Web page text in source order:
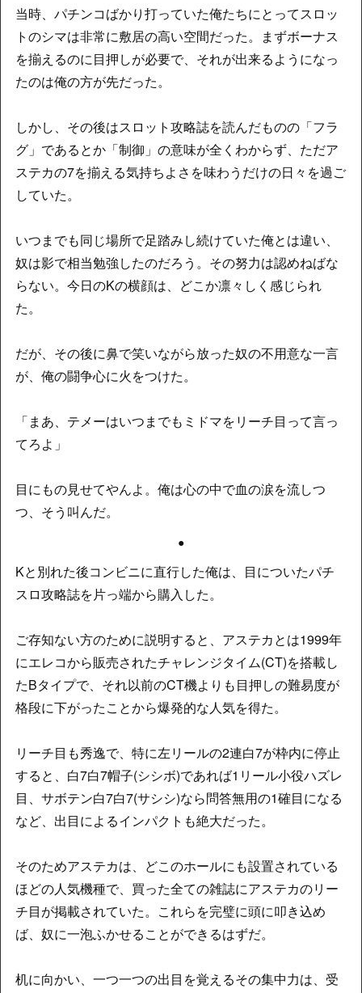
当時、パチンコばかり打っていた俺たちにとってスロッ
トのシマは非常に敷居の高い空間だった。まずボーナス
を揃えるのに目押しが必要で、それが出来るようになっ
たのは俺の方が先だった。
しかし、その後はスロット攻略誌を読んだものの「フラ
グ」であるとか「制御」の意味が全くわからず、ただア
ステカの7を揃える気持ちよさを味わうだけの日々を過ご
していた。
いつまでも同じ場所で足踏みし続けていた俺とは違い、
奴は影で相当勉強したのだろう。その努力は認めねばな
らない。今日のKの横顔は、どこか凛々しく感じられ
た。
だが、その後に鼻で笑いながら放った奴の不用意な一言
が、俺の闘争心に火をつけた。
「まあ、テメーはいつまでもミドマをリーチ目って言っ
てろよ」
目にもの見せてやんよ。俺は心の中で血の涙を流しつ
つ、そう叫んだ。
●
Kと別れた後コンビニに直行した俺は、目についたパチ
スロ攻略誌を片っ端から購入した。
ご存知ない方のために説明すると、アステカとは1999年
にエレコから販売されたチャレンジタイム(CT)を搭載し
たBタイプで、それ以前のCT機よりも目押しの難易度が
格段に下がったことから爆発的な人気を得た。
リーチ目も秀逸で、特に左リールの2連白7が枠内に停止
すると、白7白7帽子(シシボ)であれば1リール小役ハズレ
目、サボテン白7白7(サシシ)なら問答無用の1確目になる
など、出目によるインパクトも絶大だった。
そのためアステカは、どこのホールにも設置されている
ほどの人気機種で、買った全ての雑誌にアステカのリー
チ目が掲載されていた。これらを完璧に頭に叩き込め
ば、奴に一泡ふかせることができるはずだ。
机に向かい、一つ一つの出目を覚えるその集中力は、受